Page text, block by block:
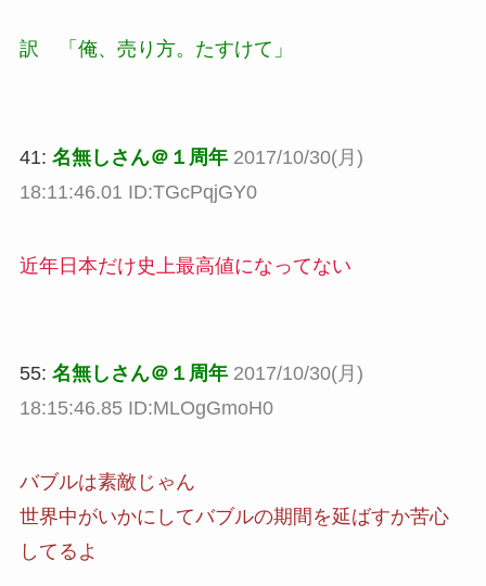
訳 「俺、売り方。たすけて」
41: 名無しさん＠１周年 2017/10/30(月)
18:11:46.01 ID:TGcPqjGY0
近年日本だけ史上最高値になってない
55: 名無しさん＠１周年 2017/10/30(月)
18:15:46.85 ID:MLOgGmoH0
バブルは素敵じゃん
世界中がいかにしてバブルの期間を延ばすか苦心
してるよ